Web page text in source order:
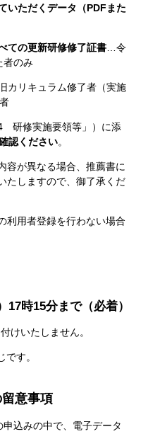
ただくデータ（PDFまた
ての更新研修修了証書…令
者のみ
カリキュラム修了者（実施
研修実施要領等」）​に添
認ください。
容が異なる場合、推薦書に
たしますので、御了承くだ
利用者登録を行わない場合
時15分まで（必着）
いたしません。
す。
意事項
申込みの中で、電子データ